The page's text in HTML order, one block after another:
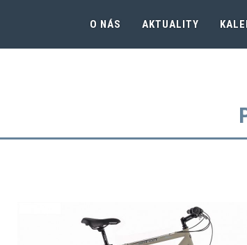
O NÁS AKTUALITY